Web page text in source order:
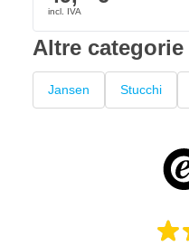
Altre
Jansen Stucchi